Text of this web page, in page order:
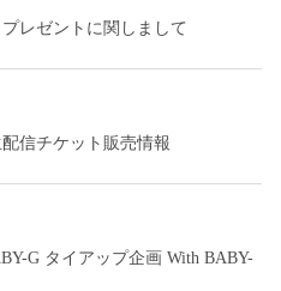
レゼントに関しまして
配信チケット販売情報
G タイアップ企画 With BABY-